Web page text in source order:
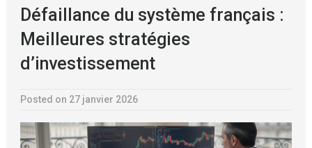
Défaillance du système français :
Meilleures stratégies
d’investissement
Posted on 27 janvier 2026